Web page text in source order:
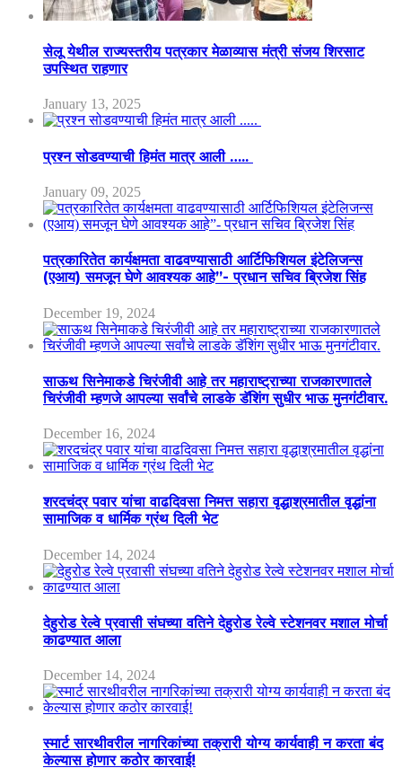
सेलू येथील राज्यस्तरीय पत्रकार मेळाव्यास मंत्री संजय शिरसाट
उपस्थित राहणार
January 13, 2025
प्रश्न सोडवण्याची हिमंत मात्र आली …..
January 09, 2025
पत्रकारितेत कार्यक्षमता वाढवण्यासाठी आर्टिफिशियल इंटेलिजन्स
(एआय) समजून घेणे आवश्यक आहे”- प्रधान सचिव ब्रिजेश सिंह
December 19, 2024
साऊथ सिनेमाकडे चिरंजीवी आहे तर महाराष्ट्राच्या राजकारणातले
चिरंजीवी म्हणजे आपल्या सर्वांचे लाडके डॅशिंग सुधीर भाऊ मुनगंटीवार.
December 16, 2024
शरदचंद्र पवार यांचा वाढदिवसा निमत्त सहारा वृद्धाश्रमातील वृद्धांना
सामाजिक व धार्मिक ग्रंथ दिली भेट
December 14, 2024
देहुरोड रेल्वे प्रवासी संघच्या वतिने देहुरोड रेल्वे स्टेशनवर मशाल मोर्चा
काढण्यात आला
December 14, 2024
स्मार्ट सारथीवरील नागरिकांच्या तक्रारी योग्य कार्यवाही न करता बंद
केल्यास होणार कठोर कारवाई!